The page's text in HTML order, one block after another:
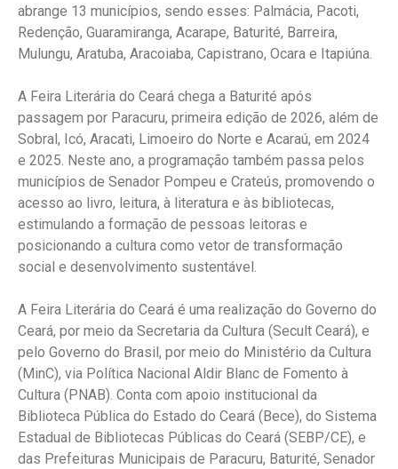
abrange 13 municípios, sendo esses: Palmácia, Pacoti,
Redenção, Guaramiranga, Acarape, Baturité, Barreira,
Mulungu, Aratuba, Aracoiaba, Capistrano, Ocara e Itapiúna.
A Feira Literária do Ceará chega a Baturité após
passagem por Paracuru, primeira edição de 2026, além de
Sobral, Icó, Aracati, Limoeiro do Norte e Acaraú, em 2024
e 2025. Neste ano, a programação também passa pelos
municípios de Senador Pompeu e Crateús, promovendo o
acesso ao livro, leitura, à literatura e às bibliotecas,
estimulando a formação de pessoas leitoras e
posicionando a cultura como vetor de transformação
social e desenvolvimento sustentável.
A Feira Literária do Ceará é uma realização do Governo do
Ceará, por meio da Secretaria da Cultura (Secult Ceará), e
pelo Governo do Brasil, por meio do Ministério da Cultura
(MinC), via Política Nacional Aldir Blanc de Fomento à
Cultura (PNAB). Conta com apoio institucional da
Biblioteca Pública do Estado do Ceará (Bece), do Sistema
Estadual de Bibliotecas Públicas do Ceará (SEBP/CE), e
das Prefeituras Municipais de Paracuru, Baturité, Senador